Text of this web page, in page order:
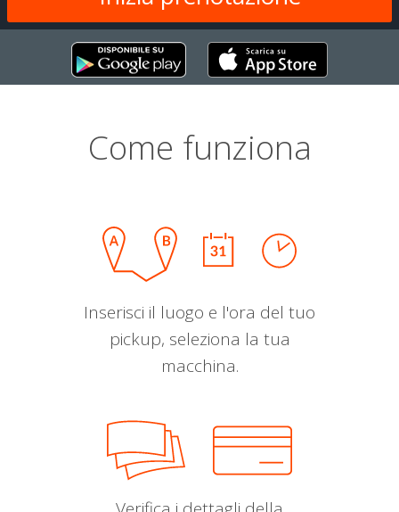
Come funziona
Inserisci il luogo e l'ora del tuo
pickup, seleziona la tua
macchina.